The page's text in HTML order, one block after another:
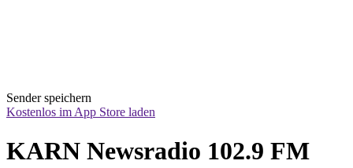
Sender speichern
Kostenlos im App Store laden
KARN Newsradio 102.9 FM